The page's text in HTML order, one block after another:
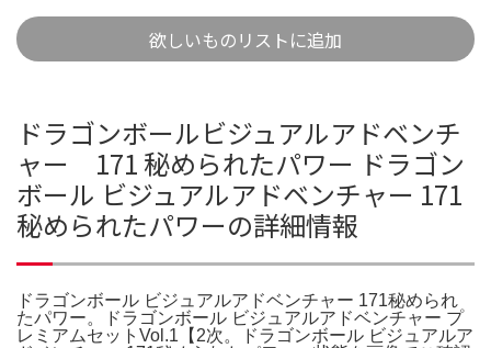
欲しいものリストに追加
ドラゴンボールビジュアルアドベンチ
ャー 171 秘められたパワー ドラゴン
ボール ビジュアルアドベンチャー 171
秘められたパワーの詳細情報
ドラゴンボール ビジュアルアドベンチャー 171秘められ
たパワー。ドラゴンボール ビジュアルアドベンチャー プ
レミアムセットVol.1【2次。ドラゴンボール ビジュアルア